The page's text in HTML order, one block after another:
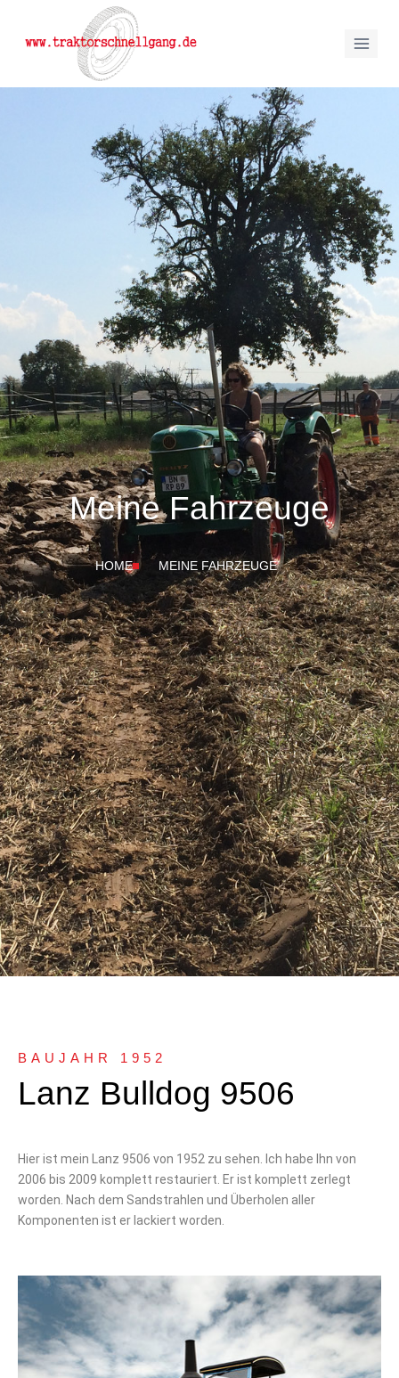
Meine Fahrzeuge
HOME MEINE FAHRZEUGE
BAUJAHR 1952
Lanz Bulldog 9506
Hier ist mein Lanz 9506 von 1952 zu sehen. Ich habe Ihn von
2006 bis 2009 komplett restauriert. Er ist komplett zerlegt
worden. Nach dem Sandstrahlen und Überholen aller
Komponenten ist er lackiert worden.